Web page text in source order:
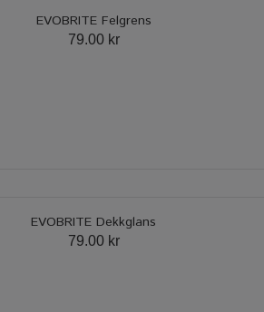
EVOBRITE Felgrens
79.00 kr
EVOBRITE Dekkglans
79.00 kr